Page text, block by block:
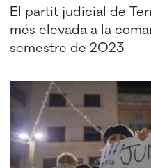
El partit judicial de
més elevada a la
semestre de 2023